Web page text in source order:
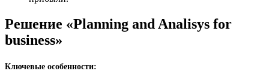
Решение «Planning and Analisys for
business»
Ключевые особенности: